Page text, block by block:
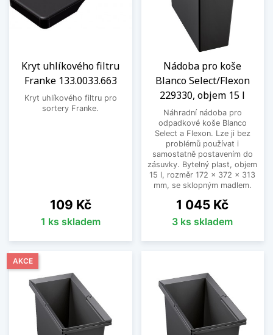
Kryt uhlíkového filtru
Franke 133.0033.663
Kryt uhlíkového filtru pro
sortery Franke.
Cena
109 Kč
1 ks skladem
Nádoba pro koše
Blanco Select/Flexon
229330, objem 15 l
Náhradní nádoba pro
odpadkové koše Blanco
Select a Flexon. Lze ji bez
problémů používat i
samostatně postavením do
zásuvky. Bytelný plast, objem
15 l, rozměr 172 x 372 x 313
mm, se sklopným madlem.
Cena
1 045 Kč
3 ks skladem
AKCE